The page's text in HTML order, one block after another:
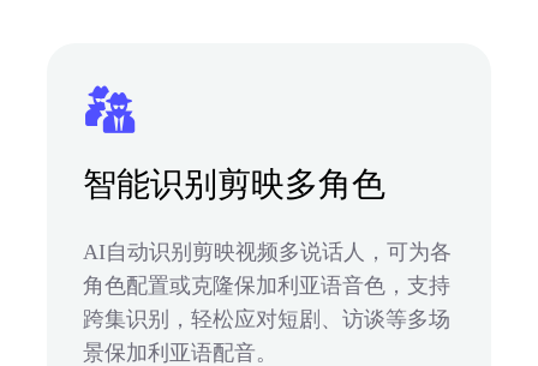
智能识别剪映多角色
AI自动识别剪映视频多说话人，可为各
角色配置或克隆保加利亚语音色，支持
跨集识别，轻松应对短剧、访谈等多场
景保加利亚语配音。